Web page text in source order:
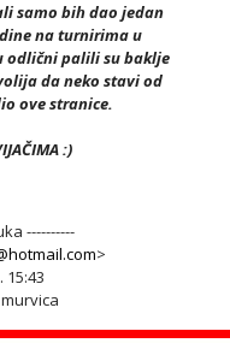
samo bih dao jedan
na turnirima u
odlični palili su baklje
da neko stavi od
ove stranice.
:)
----------
>
15:43